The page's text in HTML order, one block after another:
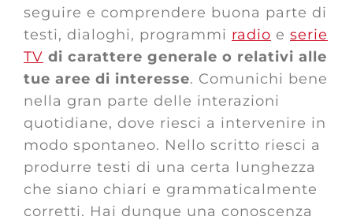
seguire e comprendere buona parte di
testi, dialoghi, programmi radio e serie
TV di carattere generale o relativi alle
tue aree di interesse. Comunichi bene
nella gran parte delle interazioni
quotidiane, dove riesci a intervenire in
modo spontaneo. Nello scritto riesci a
produrre testi di una certa lunghezza
che siano chiari e grammaticalmente
corretti. Hai dunque una conoscenza